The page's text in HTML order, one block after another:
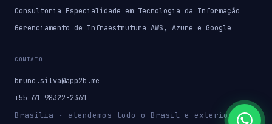
Consultoria Especialidade em Tecnologia da Informação
Gerenciamento de Infraestrutura AWS, Azure e Google
CONTATO
bruno.silva@app2b.me
+55 61 98322-2361
Brasília · atendemos todo o Brasil e exterior